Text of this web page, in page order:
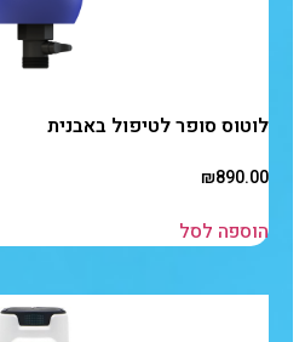
לוטוס סופר לטיפול באבנית
₪890.00
הוספה לסל